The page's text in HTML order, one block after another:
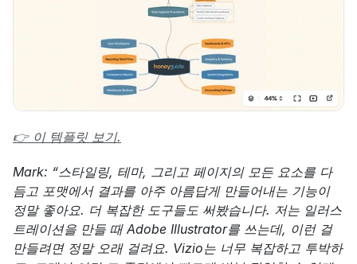
👉 이 템플릿 보기.
Mark: “스타일링, 테마, 그리고 페이지의 모든 요소를 다
듬고 포맷에서 결과를 아주 아름답게 만들어내는 기능이
정말 좋아요. 더 복잡한 도구들도 써봤습니다. 저는 일러스
트레이션을 만들 때 Adobe Illustrator를 쓰는데, 이런 걸
만들려면 정말 오래 걸려요. Vizio는 너무 복잡하고 투박하